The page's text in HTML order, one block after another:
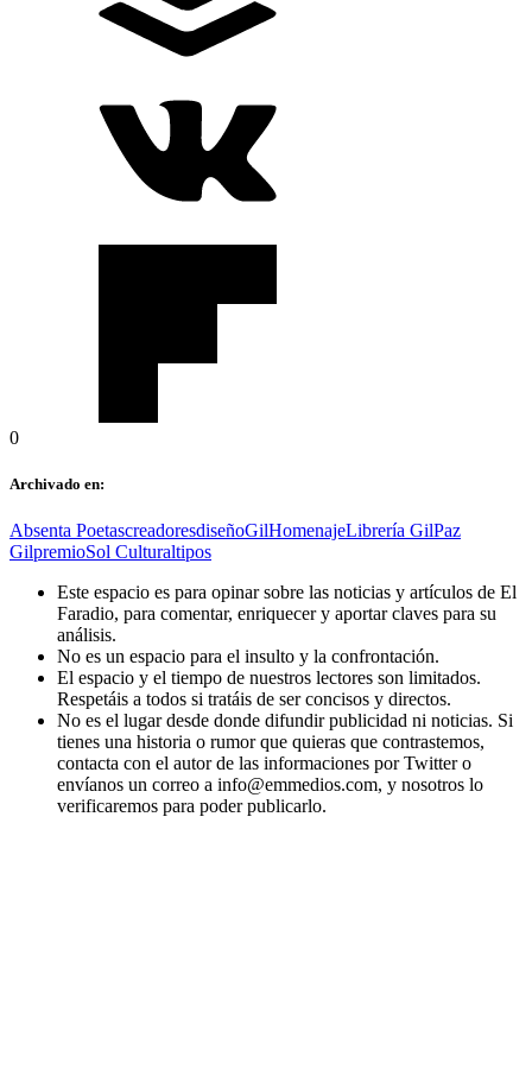
0
Archivado en:
Absenta PoetascreadoresdiseñoGilHomenajeLibrería GilPaz
GilpremioSol Culturaltipos
Este espacio es para opinar sobre las noticias y artículos de El
Faradio, para comentar, enriquecer y aportar claves para su
análisis.
No es un espacio para el insulto y la confrontación.
El espacio y el tiempo de nuestros lectores son limitados.
Respetáis a todos si tratáis de ser concisos y directos.
No es el lugar desde donde difundir publicidad ni noticias. Si
tienes una historia o rumor que quieras que contrastemos,
contacta con el autor de las informaciones por Twitter o
envíanos un correo a info@emmedios.com, y nosotros lo
verificaremos para poder publicarlo.